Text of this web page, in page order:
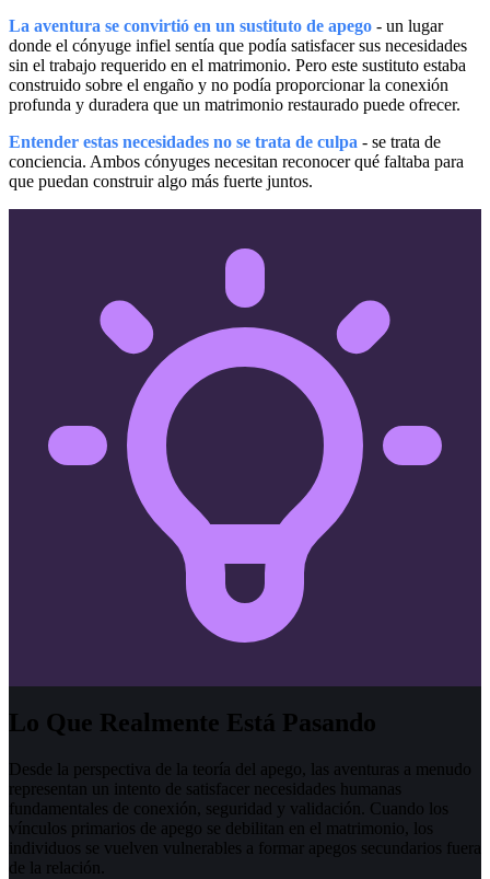
La aventura se convirtió en un sustituto de apego - un lugar
donde el cónyuge infiel sentía que podía satisfacer sus necesidades
sin el trabajo requerido en el matrimonio. Pero este sustituto estaba
construido sobre el engaño y no podía proporcionar la conexión
profunda y duradera que un matrimonio restaurado puede ofrecer.
Entender estas necesidades no se trata de culpa - se trata de
conciencia. Ambos cónyuges necesitan reconocer qué faltaba para
que puedan construir algo más fuerte juntos.
Lo Que Realmente Está Pasando
Desde la perspectiva de la teoría del apego, las aventuras a menudo
representan un intento de satisfacer necesidades humanas
fundamentales de conexión, seguridad y validación. Cuando los
vínculos primarios de apego se debilitan en el matrimonio, los
individuos se vuelven vulnerables a formar apegos secundarios fuera
de la relación.